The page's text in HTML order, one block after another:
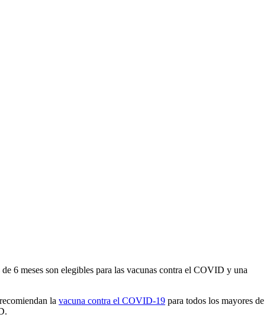
6 meses son elegibles para las vacunas contra el COVID y una
la vacuna contra el COVID-19 para todos los mayores de